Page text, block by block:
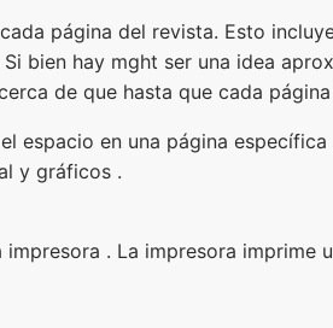
página del revista. Esto
bien hay mght ser una idea
de que hasta que cada
espacio en una página
y gráficos .
. La impresora imprime